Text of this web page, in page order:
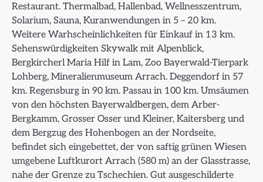
Restaurant. Thermalbad, Hallenbad, Wellnesszentrum,
Solarium, Sauna, Kuranwendungen in 5 – 20 km.
Weitere Warhscheinlichkeiten für Einkauf in 13 km.
Sehenswürdigkeiten Skywalk mit Alpenblick,
Bergkircherl Maria Hilf in Lam, Zoo Bayerwald-Tierpark
Lohberg, Mineralienmuseum Arrach. Deggendorf in 57
km. Regensburg in 90 km. Passau in 100 km. Umsäumen
von den höchsten Bayerwaldbergen, dem Arber-
Bergkamm, Grosser Osser und Kleiner, Kaitersberg und
dem Bergzug des Hohenbogen an der Nordseite,
befindet sich eingebettet, der von saftig grünen Wiesen
umgebene Luftkurort Arrach (580 m) an der Glasstrasse,
nahe der Grenze zu Tschechien. Gut ausgeschilderte